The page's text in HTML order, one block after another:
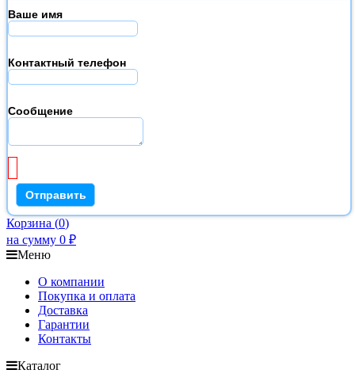
Ваше имя
Контактный телефон
Сообщение
Корзина (0)
на сумму 0 ₽
Меню
О компании
Покупка и оплата
Доставка
Гарантии
Контакты
Каталог